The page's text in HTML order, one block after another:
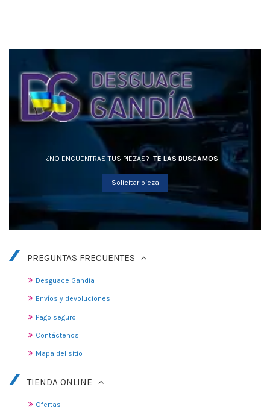
¿NO ENCUENTRAS TUS PIEZAS? TE LAS BUSCAMOS
Solicitar pieza
PREGUNTAS FRECUENTES
Desguace Gandia
Envíos y devoluciones
Pago seguro
Contáctenos
Mapa del sitio
TIENDA ONLINE
Ofertas